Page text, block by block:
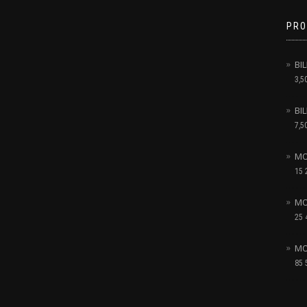
15
25
85